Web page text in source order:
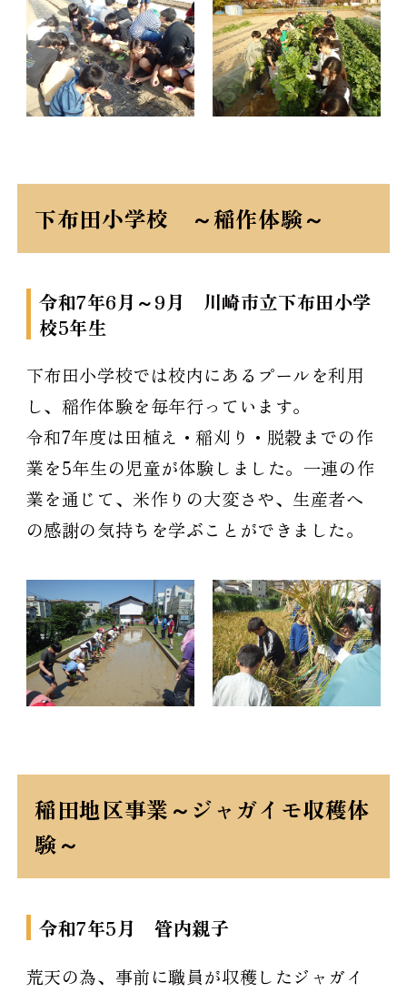
下布田小学校 ～稲作体験～
令和7年6月～9月 川崎市立下布田小学
校5年生
下布田小学校では校内にあるプールを利用
し、稲作体験を毎年行っています。
令和7年度は田植え・稲刈り・脱穀までの作
業を5年生の児童が体験しました。一連の作
業を通じて、米作りの大変さや、生産者へ
の感謝の気持ちを学ぶことができました。
稲田地区事業～ジャガイモ収穫体
験～
令和7年5月 管内親子
荒天の為、事前に職員が収穫したジャガイ